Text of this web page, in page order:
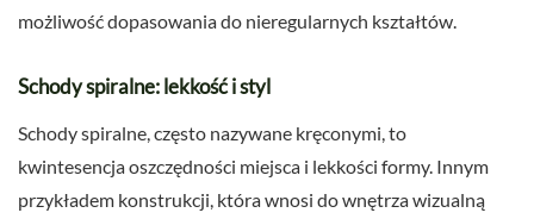
możliwość dopasowania do nieregularnych kształtów.
Schody spiralne: lekkość i styl
Schody spiralne, często nazywane kręconymi, to
kwintesencja oszczędności miejsca i lekkości formy. Innym
przykładem konstrukcji, która wnosi do wnętrza wizualną